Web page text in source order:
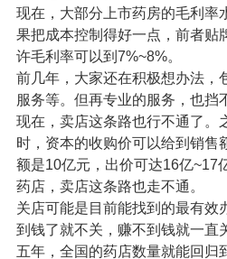
现在，大部分上市药房的毛利率
果把成本控制得好一点，前者贴
许毛利率可以到7%~8%。
前几年，大家还在积极想办法，
服务等。但再专业的服务，也挡
现在，卖店这条路也行不通了。
时，资本的收购价可以给到销售
额是10亿元，出价可达16亿~17
药店，卖店这条路也走不通。
关店可能是目前能找到的最有效
到钱了就不关，赚不到钱就一直
五年，全国的药店数量就能回归